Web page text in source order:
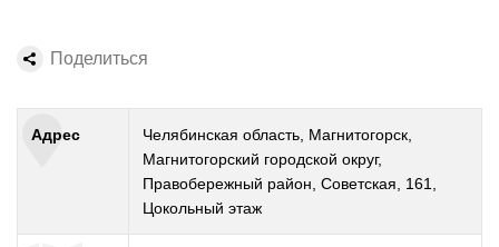
Адрес
Челябинская область, Магнитогорск,
Магнитогорский городской округ,
Правобережный район, Советская, 161,
Цокольный этаж
Поделиться